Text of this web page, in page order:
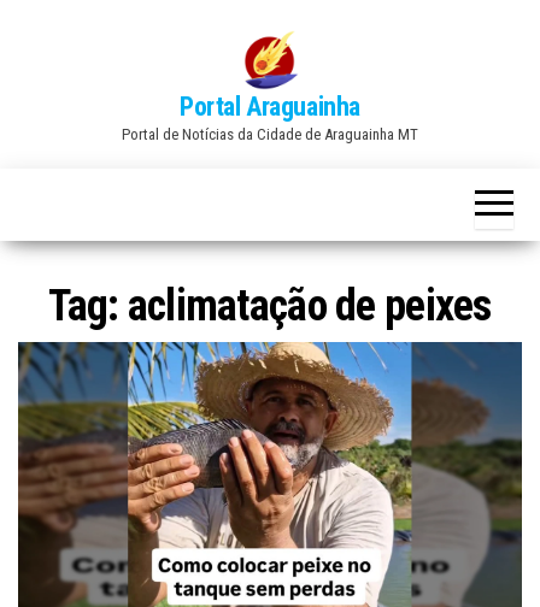
Portal Araguainha
Portal de Notícias da Cidade de Araguainha MT
Tag: aclimatação de peixes